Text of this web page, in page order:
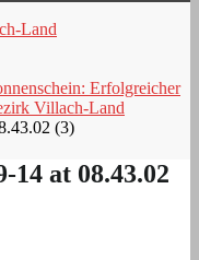
Land
Erfolgreicher
Villach-Land
(3)
14 at 08.43.02